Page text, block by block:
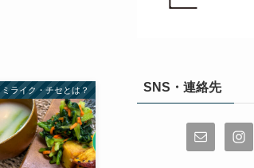
ミライク・チセとは？ SNS・連絡先